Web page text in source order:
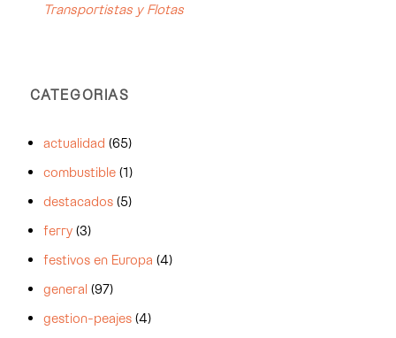
Transportistas y Flotas
CATEGORIAS
actualidad (65)
combustible(1)
destacados(5)
ferry(3)
festivos en Europa (4)
general (97)
gestion-peajes(4)